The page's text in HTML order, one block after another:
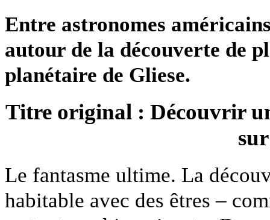
Entre astronomes
autour de la découverte de
planétaire de Gliese.
Titre original : Découvrir
Le fantasme ultime. La
habitable avec des êtres –